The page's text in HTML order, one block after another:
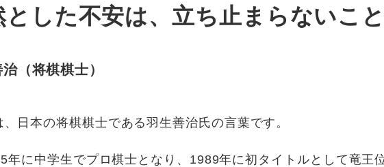
とした不安は、立ち止まらないこ
（将棋棋士）
、日本の将棋棋士である羽生善治氏の言葉です。
年に中学生でプロ棋士となり、1989年に初タイトルとして竜王